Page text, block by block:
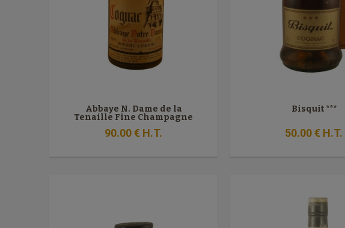
Abbaye N. Dame de la
Tenaille Fine Champagne
90.00€ H.T.
Bisquit ***
50.00€ H.T.